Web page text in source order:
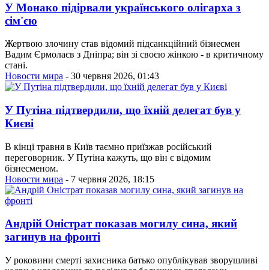
У Монако підірвали українського олігарха з
сім'єю
Жертвою злочину став відомий підсанкційний бізнесмен
Вадим Єрмолаєв з Дніпра; він зі своєю жінкою - в критичному
стані.
Новости мира - 30 червня 2026, 01:43
У Путіна підтвердили, що їхній делегат був у
Києві
В кінці травня в Київ таємно приїзжав російський
переговорник. У Путіна кажуть, що він є відомим
бізнесменом.
Новости мира - 7 червня 2026, 18:15
Андрій Оністрат показав могилу сина, який
загинув на фронті
У роковини смерті захисника батько опублікував зворушливі